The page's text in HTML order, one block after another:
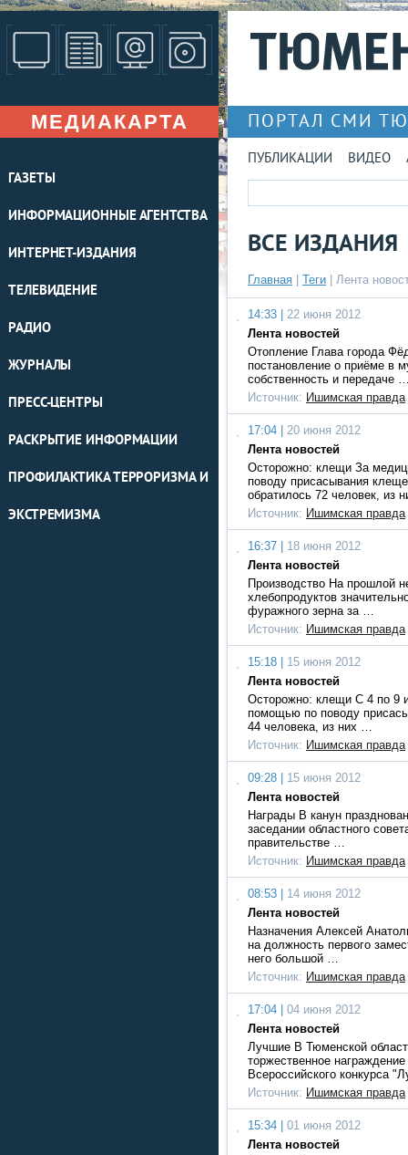
МЕДИАКАРТА
ГАЗЕТЫ
ИНФОРМАЦИОННЫЕ АГЕНТСТВА
ИНТЕРНЕТ-ИЗДАНИЯ
ТЕЛЕВИДЕНИЕ
РАДИО
ЖУРНАЛЫ
ПРЕСС-ЦЕНТРЫ
РАСКРЫТИЕ ИНФОРМАЦИИ
ПРОФИЛАКТИКА ТЕРРОРИЗМА И
ЭКСТРЕМИЗМА
ПОРТАЛ СМИ
ПУБЛИКАЦИИ ВИДЕО
ВСЕ ИЗДАНИЯ
Главная Теги | Лента
14:33 |
22 июня 2012
Лента новостей
Отопление Глава города
постановление о приёме в
собственность и передаче
Источник: Ишимская правда
17:04 |
20 июня 2012
Лента новостей
Осторожно: клещи За
поводу присасывания
обратилось 72 человек, из
Источник: Ишимская правда
16:37 |
18 июня 2012
Лента новостей
Производство На прошлой
хлебопродуктов
фуражного зерна за …
Источник: Ишимская правда
15:18 |
15 июня 2012
Лента новостей
Осторожно: клещи С 4 по 9
помощью по поводу
44 человека, из них …
Источник: Ишимская правда
09:28 |
15 июня 2012
Лента новостей
Награды В канун
заседании областного
правительстве …
Источник: Ишимская правда
08:53 |
14 июня 2012
Лента новостей
Назначения Алексей
на должность первого
него большой …
Источник: Ишимская правда
17:04 |
04 июня 2012
Лента новостей
Лучшие В Тюменской
торжественное
Всероссийского конкурса
Источник: Ишимская правда
15:34 |
01 июня 2012
Лента новостей